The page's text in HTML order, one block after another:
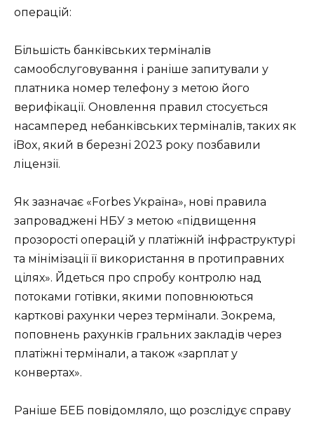
операцій:
Більшість банківських терміналів
самообслуговування і раніше запитували у
платника номер телефону з метою його
верифікації. Оновлення правил стосується
насамперед небанківських терміналів, таких як
iBox, який в березні 2023 року позбавили
ліцензії.
Як зазначає «Forbes Україна», нові правила
запроваджені НБУ з метою «підвищення
прозорості операцій у платіжній інфраструктурі
та мінімізації її використання в протиправних
цілях». Йдеться про спробу контролю над
потоками готівки, якими поповнюються
карткові рахунки через термінали. Зокрема,
поповнень рахунків гральних закладів через
платіжні термінали, а також «зарплат у
конвертах».
Раніше БЕБ повідомляло, що розслідує справу